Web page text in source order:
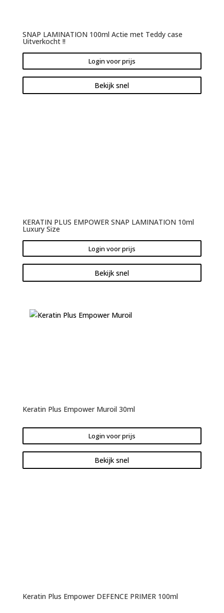
SNAP LAMINATION 100ml Actie met Teddy case
Uitverkocht !!
Login voor prijs
Bekijk snel
KERATIN PLUS EMPOWER SNAP LAMINATION 10ml
Luxury Size
Login voor prijs
Bekijk snel
Keratin Plus Empower Muroil 30ml
Login voor prijs
Bekijk snel
Keratin Plus Empower DEFENCE PRIMER 100ml